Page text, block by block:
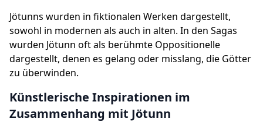
Jötunns wurden in fiktionalen Werken dargestellt,
sowohl in modernen als auch in alten. In den Sagas
wurden Jötunn oft als berühmte Oppositionelle
dargestellt, denen es gelang oder misslang, die Götter
zu überwinden.
Künstlerische Inspirationen im
Zusammenhang mit Jötunn